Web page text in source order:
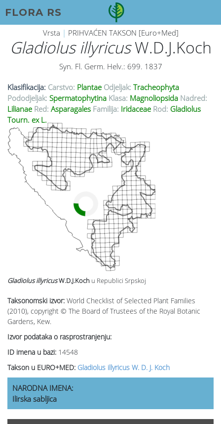
FLORA RS
Vrsta | PRIHVAĆEN TAKSON [Euro+Med]
Gladiolus illyricusW.D.J.Koch
Syn. Fl. Germ. Helv.: 699. 1837
Klasifikacija: Carstvo: Plantae Odjeljak: Tracheophyta
Pododjeljak: Spermatophytina Klasa: Magnoliopsida Nadred:
Lilianae Red: Asparagales Familija: Iridaceae Rod: Gladiolus
Tourn. ex L.
Taksonomski izvor: World Checklist of Selected Plant Families
(2010), copyright © The Board of Trustees of the Royal Botanic
Gardens, Kew.
Izvor podataka o rasprostranjenju:
ID imena u bazi: 14548
Takson u EURO+MED: Gladiolus illyricus W. D. J. Koch
Gladiolus illyricusW.D.J.Koch u Republici Srpskoj
NARODNA IMENA:
Ilirska sabljica